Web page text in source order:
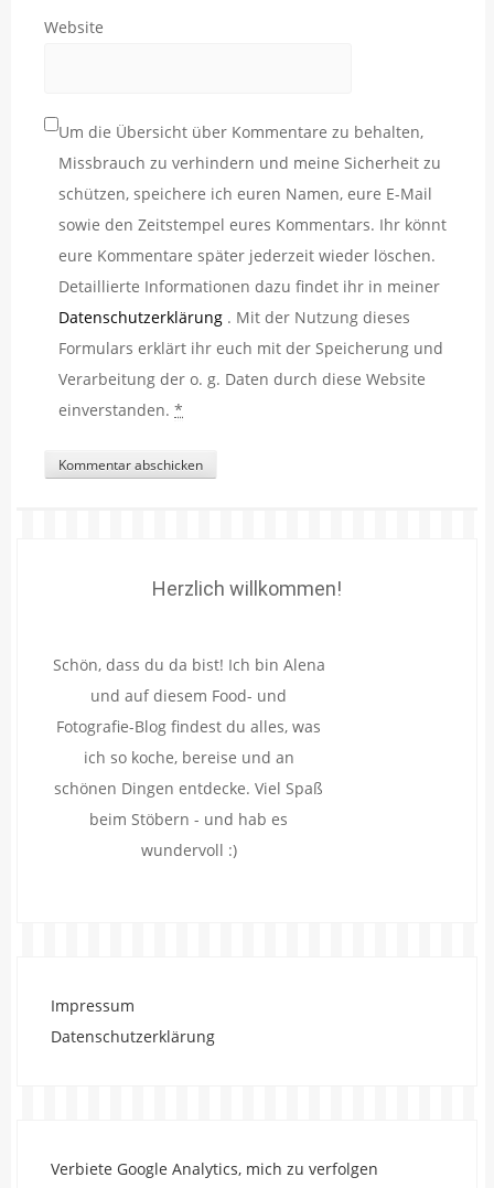
Website
Um die Übersicht über Kommentare zu behalten,
Missbrauch zu verhindern und meine Sicherheit zu
schützen, speichere ich euren Namen, eure E-Mail
sowie den Zeitstempel eures Kommentars. Ihr könnt
eure Kommentare später jederzeit wieder löschen.
Detaillierte Informationen dazu findet ihr in meiner
Datenschutzerklärung . Mit der Nutzung dieses
Formulars erklärt ihr euch mit der Speicherung und
Verarbeitung der o. g. Daten durch diese Website
einverstanden. *
Herzlich willkommen!
Schön, dass du da bist! Ich bin Alena
und auf diesem Food- und
Fotografie-Blog findest du alles, was
ich so koche, bereise und an
schönen Dingen entdecke. Viel Spaß
beim Stöbern - und hab es
wundervoll :)
Impressum
Datenschutzerklärung
Verbiete Google Analytics, mich zu verfolgen